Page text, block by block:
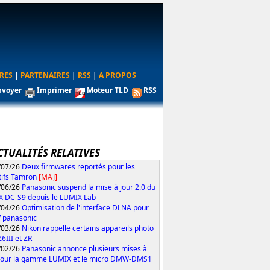
| PARTENAIRES | RSS | A PROPOS
Imprimer Moteur TLD RSS
RELATIVES
26 Deux firmwares reportés pour les
Tamron [MAJ]
26 Panasonic suspend la mise à jour 2.0 du
DC-S9 depuis le LUMIX Lab
26Optimisation de l'interface DLNA pour
panasonic
26 Nikon rappelle certains appareils photo
et ZR
26 Panasonic annonce plusieurs mises à
la gamme LUMIX et le micro DMW-DMS1